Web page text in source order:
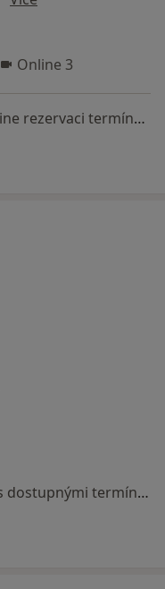
Online 3
Tento specialista nenabízí online rezervaci termínu na této adrese.
Tato klinika nemá specialisty s dostupnými termíny v online kalendáři